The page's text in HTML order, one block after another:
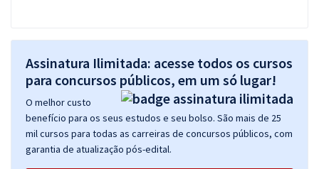
Assinatura Ilimitada: acesse todos os cursos
para concursos públicos, em um só lugar!
O melhor custo
benefício para os seus estudos e seu bolso. São mais de 25
mil cursos para todas as carreiras de concursos públicos, com
garantia de atualização pós-edital.